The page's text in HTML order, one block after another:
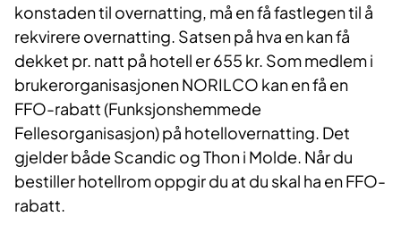
konstaden til overnatting, må en få fastlegen til å
rekvirere overnatting. Satsen på hva en kan få
dekket pr. natt på hotell er 655 kr. Som medlem i
brukerorganisasjonen NORILCO kan en få en
FFO-rabatt (Funksjonshemmede
Fellesorganisasjon) på hotellovernatting. Det
gjelder både Scandic og Thon i Molde. Når du
bestiller hotellrom oppgir du at du skal ha en FFO-
rabatt.